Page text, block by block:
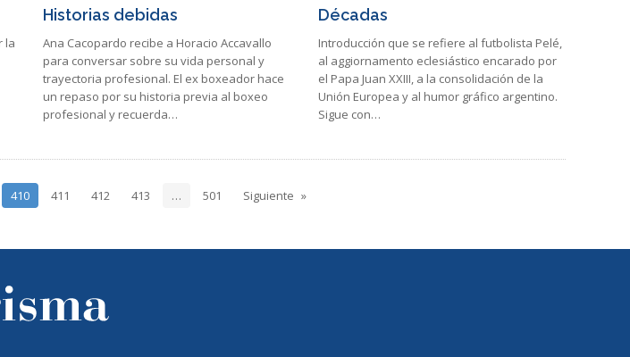
la
Historias debidas
Ana Cacopardo recibe a Horacio Accavallo
para conversar sobre su vida personal y
trayectoria profesional. El ex boxeador hace
un repaso por su historia previa al boxeo
profesional y recuerda…
Décadas
Introducción que se refiere al futbolista Pelé,
al aggiornamento eclesiástico encarado por
el Papa Juan XXIII, a la consolidación de la
Unión Europea y al humor gráfico argentino.
Sigue con…
410 411 412 413 … 501 Siguiente